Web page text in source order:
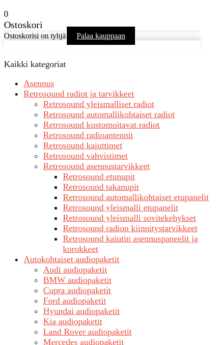
0
Ostoskori
Ostoskorisi on tyhjä Palaa kauppaan
Kaikki kategoriat
Asennus
Retrosound radiot ja tarvikkeet
Retrosound yleismalliset radiot
Retrosound automallikohtaiset radiot
Retrosound kustomoitavat radiot
Retrosound radioantennit
Retrosound kaiuttimet
Retrosound vahvistimet
Retrosound asennustarvikkeet
Retrosound etunupit
Retrosound takanupit
Retrosound automallikohtaiset etupanelit
Retrosound yleismalli etupanelit
Retrosound yleismalli sovitekehykset
Retrosound radion kiinnitystarvikkeet
Retrosound kaiutin asennuspaneelit ja
korokkeet
Autokohtaiset audiopaketit
Audi audiopaketit
BMW audiopaketit
Cupra audiopaketit
Ford audiopaketit
Hyundai audiopaketit
Kia audiopaketit
Land Rover audiopaketit
Mercedes audiopaketit